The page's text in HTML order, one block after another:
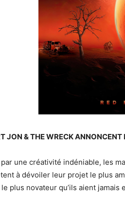
JON & THE WRECK
une créativité indéniable, les
à dévoiler leur projet le plus
le plus novateur qu’ils aient